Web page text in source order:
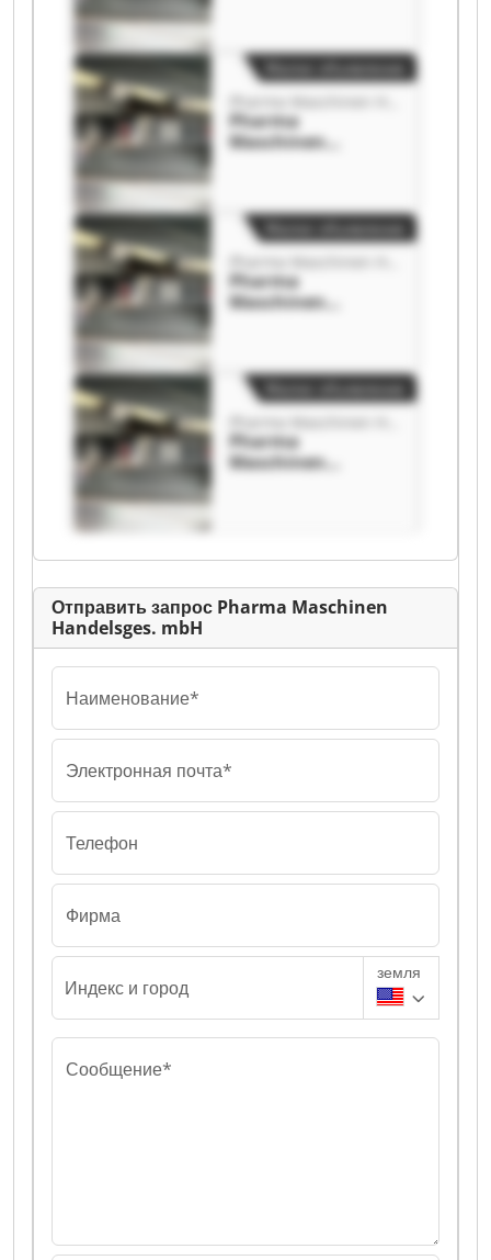
Maschinen
Handelsges. mbH
Pharma
Maschinen
Maschinen
Handelsges. mbH
Pharma
Maschinen
Maschinen
Handelsges. mbH
Pharma
Maschinen
Отправить запрос Pharma Maschinen
Handelsges. mbH
Наименование*
Электронная почта*
Телефон
Фирма
Индекс и город
земля
Сообщение*